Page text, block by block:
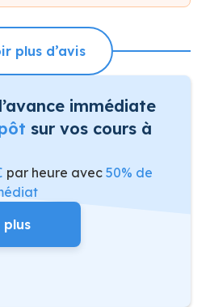
plus d’avis
immédiate
sur vos cours à
par heure avec 50% de
plus